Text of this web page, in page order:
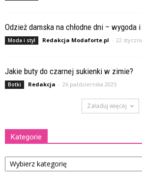
Odzież damska na chłodne dni – wygoda
Moda i styl Redakcja Modaforte.pl - 22
Jakie buty do czarnej sukienki w zimie?
Botki Redakcja - 26 października 2025
Załaduj więcej
Kategorie
Kategorie